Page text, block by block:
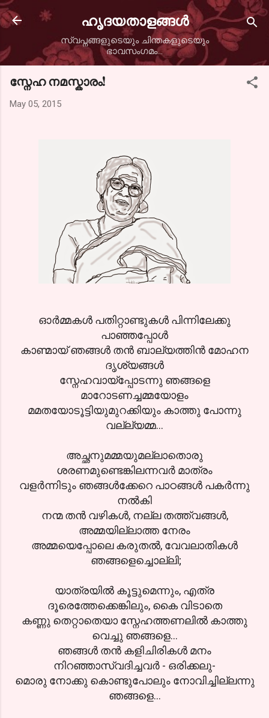
Skip to main content
ഹൃദയതാളങ്ങള്‍
സ്വപ്നങ്ങളുടെയും ചിന്തകളുടെയും
ഭാവസംഗമം...
സ്നേഹ നമസ്കാരം!
May 05, 2015
ഓര്‍മ്മകള്‍ പതിറ്റാണ്ടുകള്‍ പിന്നിലേക്കു
പാഞ്ഞപ്പോള്‍
കാണ്മായ് ഞങ്ങള്‍ തന്‍ ബാല്യത്തിന്‍ മോഹന
ദൃശ്യങ്ങള്‍
സ്നേഹവായ്പ്പോടന്നു ഞങ്ങളെ
മാറോടണച്ചമ്മയോളം
മമതയോടൂട്ടിയുമുറക്കിയും കാത്തു പോന്നു
വല്ല്യമ്മ...
അച്ഛനുമമ്മയുമല്ലാതൊരു
ശരണമുണ്ടെങ്കിലന്നവര്‍ മാത്രം
വളര്‍ന്നിടും ഞങ്ങള്‍ക്കേറെ പാഠങ്ങള്‍ പകര്‍ന്നു
നല്‍കി
നന്മ തന്‍ വഴികള്‍, നല്ല തത്ത്വങ്ങള്‍,
അമ്മയില്ലാത്ത നേരം
അമ്മയെപ്പോലെ കരുതല്‍, വേവലാതികള്‍
ഞങ്ങളെച്ചൊല്ലി;
യാത്രയില്‍ കൂട്ടുമെന്നും, എത്ര
ദൂരെത്തേക്കെങ്കിലും, കൈ വിടാതെ
കണ്ണു തെറ്റാതെയാ സ്നേഹത്തണലില്‍ കാത്തു
വെച്ചു ഞങ്ങളെ...
ഞങ്ങള്‍ തന്‍ കളിചിരികള്‍ മനം
നിറഞ്ഞാസ്വദിച്ചവര്‍ - ഒരിക്കലു-
മൊരു നോക്കു കൊണ്ടുപോലും നോവിച്ചില്ലന്നു
ഞങ്ങളെ...